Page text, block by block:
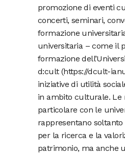
promozione di eventi
concerti, seminari,
formazione
universitaria – come il
formazione
d:cult (https://dcult-
iniziative di utilità
in ambito culturale. Le
particolare con le
rappresentano
per la ricerca e la
patrimonio, ma anche